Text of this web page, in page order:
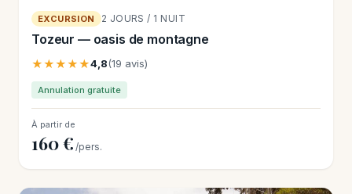
EXCURSION 2 JOURS / 1 NUIT
Tozeur — oasis de montagne
★★★★★4,8(19 avis)
Annulation gratuite
À partir de
160 € /pers.